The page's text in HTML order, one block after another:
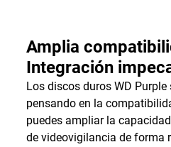
Amplia
Integración
Los discos duros WD Purple
pensando en la
puedes ampliar la
de videovigilancia de forma